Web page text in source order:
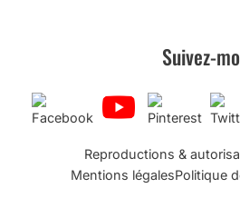
Suivez-
Reproductions &
Mentions légalesPolitique